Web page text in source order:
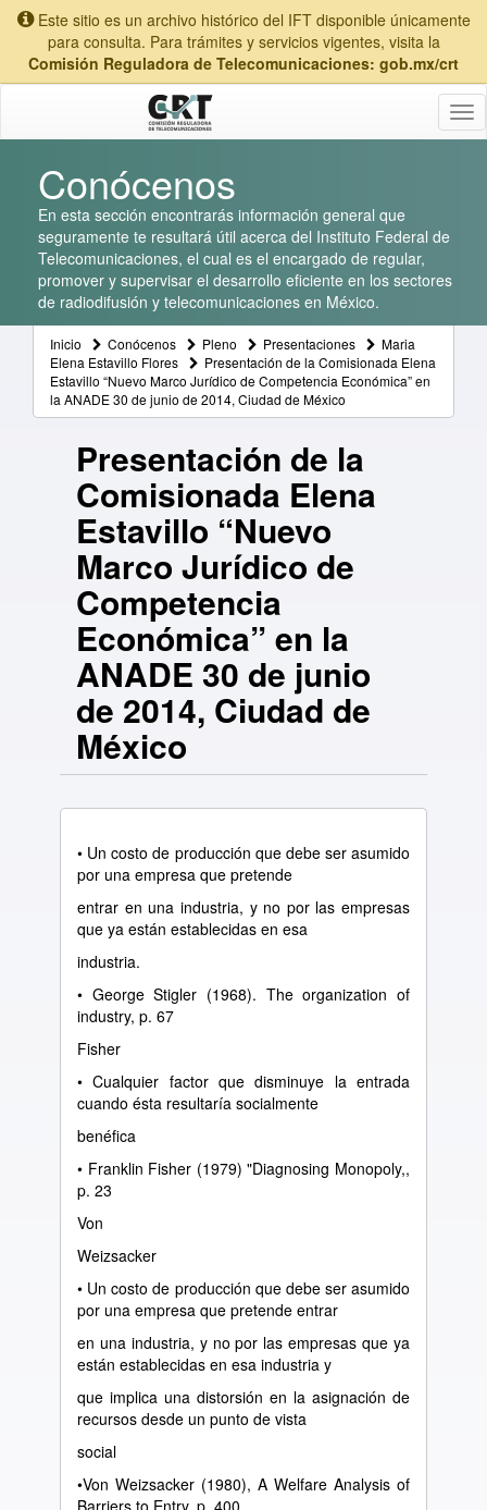
Este sitio es un archivo histórico del IFT disponible únicamente
para consulta. Para trámites y servicios vigentes, visita la
Comisión Reguladora de Telecomunicaciones: gob.mx/crt
Conócenos
En esta sección encontrarás información general que
seguramente te resultará útil acerca del Instituto Federal de
Telecomunicaciones, el cual es el encargado de regular,
promover y supervisar el desarrollo eficiente en los sectores
de radiodifusión y telecomunicaciones en México.
Inicio Conócenos Pleno Presentaciones
Maria
Elena Estavillo Flores
Presentación de la Comisionada Elena
Estavillo “Nuevo Marco Jurídico de Competencia Económica” en
la ANADE 30 de junio de 2014, Ciudad de México
Presentación de la
Comisionada Elena
Estavillo “Nuevo
Marco Jurídico de
Competencia
Económica” en la
ANADE 30 de junio
de 2014, Ciudad de
México
• Un costo de producción que debe ser asumido
por una empresa que pretende
entrar en una industria, y no por las empresas
que ya están establecidas en esa
industria.
• George Stigler (1968). The organization of
industry, p. 67
Fisher
• Cualquier factor que disminuye la entrada
cuando ésta resultaría socialmente
benéfica
• Franklin Fisher (1979) "Diagnosing Monopoly,,
p. 23
Von
Weizsacker
• Un costo de producción que debe ser asumido
por una empresa que pretende entrar
en una industria, y no por las empresas que ya
están establecidas en esa industria y
que implica una distorsión en la asignación de
recursos desde un punto de vista
social
•Von Weizsacker (1980), A Welfare Analysis of
Barriers to Entry, p. 400